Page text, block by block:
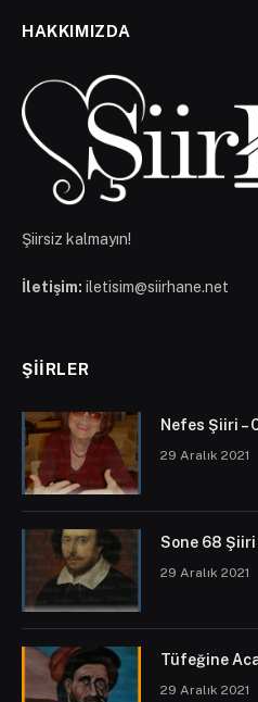
HAKKIMIZDA
Şiirsiz kalmayın!
İletişim: iletisim@siirhane.net
ŞIIRLER
Nefes Şiiri –
29 Aralık 2021
Sone 68
29 Aralık 2021
Tüfeğine
29 Aralık 2021